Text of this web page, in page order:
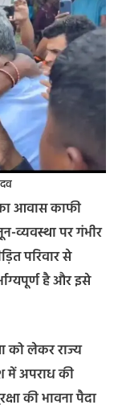
आवास काफी
व्यवस्था पर गंभीर
परिवार से
है और इसे
को लेकर राज्य
में अपराध की
की भावना पैदा